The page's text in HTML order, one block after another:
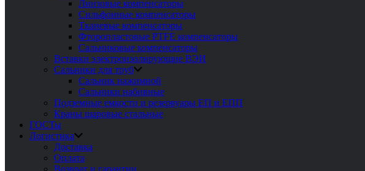
Линзовые компенсаторы
Сильфонные компенсаторы
Тканевые компенсаторы
Фторопластовые PTFE компенсаторы
Сальниковые компенсаторы
Вставки электроизолирующие ВЭИ
Сальники для труб
Сальник нажимной
Сальники набивные
Подземные емкости и резервуары ЕП и ЕПП
Краны шаровые стальные
ГОСТы
Логистика
Доставка
Оплата
Возврат и гарантии